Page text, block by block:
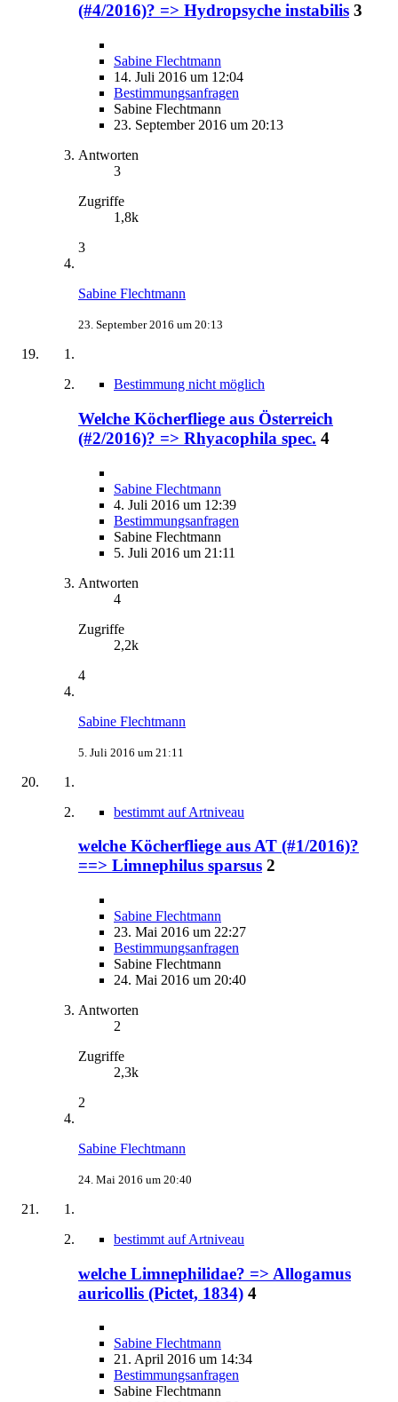
(#4/2016)? => Hydropsyche instabilis 3
Sabine Flechtmann
14. Juli 2016 um 12:04
Bestimmungsanfragen
Sabine Flechtmann
23. September 2016 um 20:13
Antworten
3
Zugriffe
1,8k
3
Sabine Flechtmann
23. September 2016 um 20:13
Bestimmung nicht möglich
Welche Köcherfliege aus Österreich
(#2/2016)? => Rhyacophila spec. 4
Sabine Flechtmann
4. Juli 2016 um 12:39
Bestimmungsanfragen
Sabine Flechtmann
5. Juli 2016 um 21:11
Antworten
4
Zugriffe
2,2k
4
Sabine Flechtmann
5. Juli 2016 um 21:11
bestimmt auf Artniveau
welche Köcherfliege aus AT (#1/2016)?
==> Limnephilus sparsus 2
Sabine Flechtmann
23. Mai 2016 um 22:27
Bestimmungsanfragen
Sabine Flechtmann
24. Mai 2016 um 20:40
Antworten
2
Zugriffe
2,3k
2
Sabine Flechtmann
24. Mai 2016 um 20:40
bestimmt auf Artniveau
welche Limnephilidae? => Allogamus
auricollis (Pictet, 1834) 4
Sabine Flechtmann
21. April 2016 um 14:34
Bestimmungsanfragen
Sabine Flechtmann